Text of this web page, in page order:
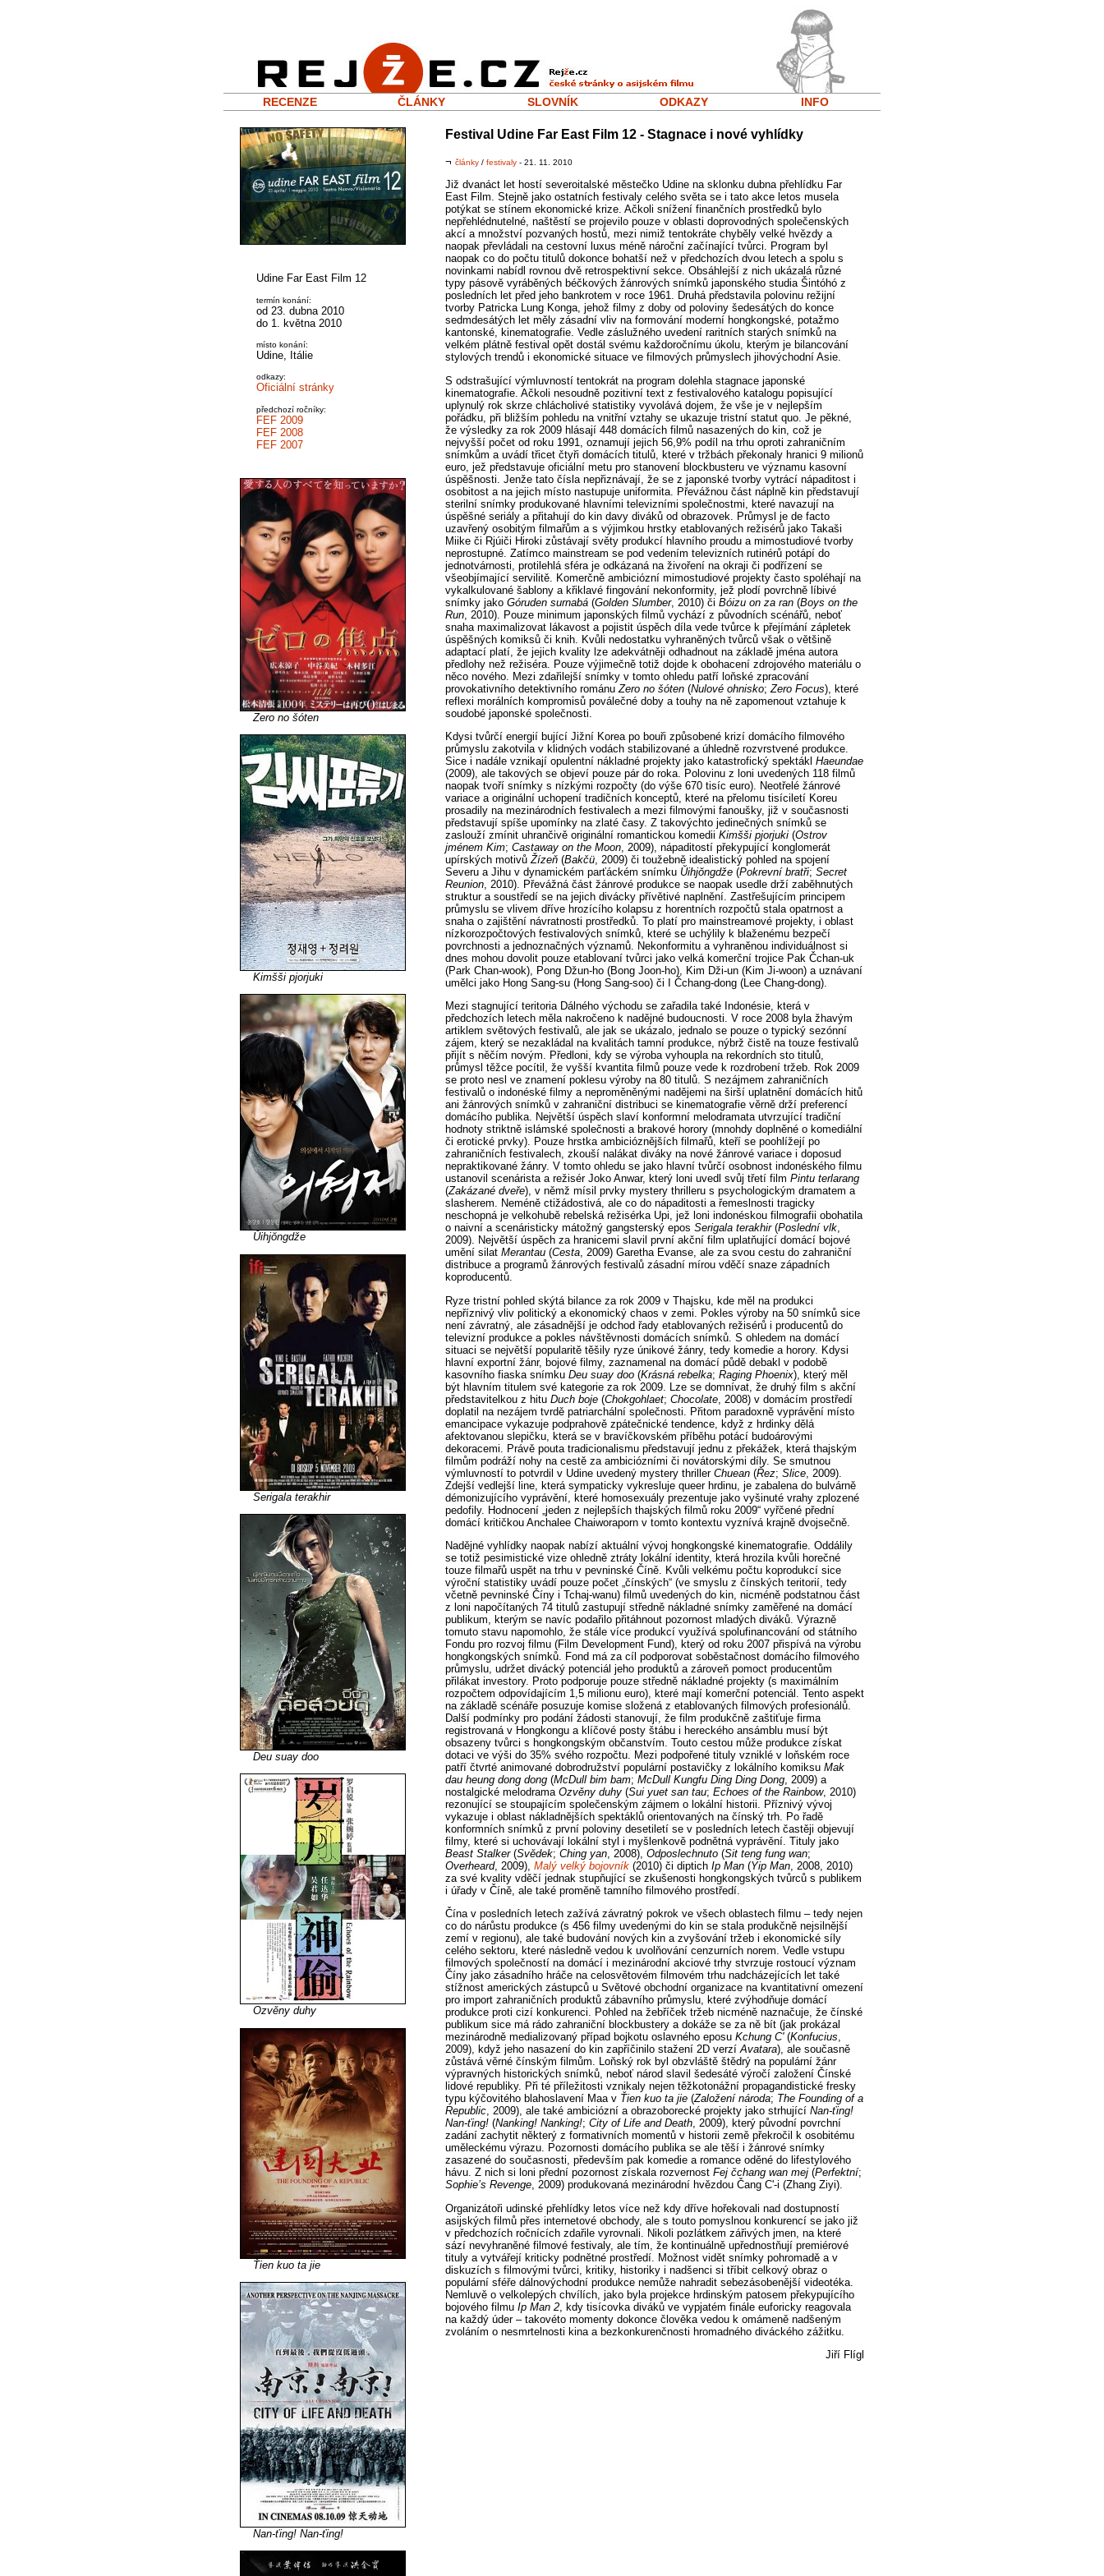
RECENZE ČLÁNKY SLOVNÍK ODKAZY INFO
Udine Far East Film 12
termín konání:
od 23. dubna 2010
do 1. května 2010
místo konání:
Udine, Itálie
odkazy:
Oficiální stránky
předchozí ročníky:
FEF 2009
FEF 2008
FEF 2007
Zero no šóten
Kimšši pjorjuki
Ŭihjŏngdže
Serigala terakhir
Deu suay doo
Ozvěny duhy
Ťien kuo ta jie
Nan-ťing! Nan-ťing!
Festival Udine Far East Film 12 - Stagnace i nové vyhlídky
¬ články / festivaly - 21. 11. 2010
Již dvanáct let hostí severoitalské městečko Udine na sklonku dubna přehlídku Far
East Film. Stejně jako ostatních festivaly celého světa se i tato akce letos musela
potýkat se stínem ekonomické krize. Ačkoli snížení finančních prostředků bylo
nepřehlédnutelné, naštěstí se projevilo pouze v oblasti doprovodných společenských
akcí a množství pozvaných hostů, mezi nimiž tentokráte chyběly velké hvězdy a
naopak převládali na cestovní luxus méně nároční začínající tvůrci. Program byl
naopak co do počtu titulů dokonce bohatší než v předchozích dvou letech a spolu s
novinkami nabídl rovnou dvě retrospektivní sekce. Obsáhlejší z nich ukázalá různé
typy pásově vyráběných béčkových žánrových snímků japonského studia Šintóhó z
posledních let před jeho bankrotem v roce 1961. Druhá představila polovinu režijní
tvorby Patricka Lung Konga, jehož filmy z doby od poloviny šedesátých do konce
sedmdesátých let měly zásadní vliv na formování moderní hongkongské, potažmo
kantonské, kinematografie. Vedle záslužného uvedení raritních starých snímků na
velkém plátně festival opět dostál svému každoročnímu úkolu, kterým je bilancování
stylových trendů i ekonomické situace ve filmových průmyslech jihovýchodní Asie.
S odstrašující výmluvností tentokrát na program dolehla stagnace japonské
kinematografie. Ačkoli nesoudně pozitivní text z festivalového katalogu popisující
uplynulý rok skrze chlácholivé statistiky vyvolává dojem, že vše je v nejlepším
pořádku, při bližším pohledu na vnitřní vztahy se ukazuje tristní statut quo. Je pěkné,
že výsledky za rok 2009 hlásají 448 domácích filmů nasazených do kin, což je
nejvyšší počet od roku 1991, oznamují jejich 56,9% podíl na trhu oproti zahraničním
snímkům a uvádí třicet čtyři domácích titulů, které v tržbách překonaly hranici 9 milionů
euro, jež představuje oficiální metu pro stanovení blockbusteru ve významu kasovní
úspěšnosti. Jenže tato čísla nepřiznávají, že se z japonské tvorby vytrácí nápaditost i
osobitost a na jejich místo nastupuje uniformita. Převážnou část náplně kin představují
sterilní snímky produkované hlavními televizními společnostmi, které navazují na
úspěšné seriály a přitahují do kin davy diváků od obrazovek. Průmysl je de facto
uzavřený osobitým filmařům a s výjimkou hrstky etablovaných režisérů jako Takaši
Miike či Rjúiči Hiroki zůstávají světy produkcí hlavního proudu a mimostudiové tvorby
neprostupné. Zatímco mainstream se pod vedením televizních rutinérů potápí do
jednotvárnosti, protilehlá sféra je odkázaná na živoření na okraji či podřízení se
všeobjímající servilitě. Komerčně ambiciózní mimostudiové projekty často spoléhají na
vykalkulované šablony a křiklavé fingování nekonformity, jež plodí povrchně líbivé
snímky jako Góruden surnabá (Golden Slumber, 2010) či Bóizu on za ran (Boys on the
Run , 2010). Pouze minimum japonských filmů vychází z původních scénářů, neboť
snaha maximalizovat lákavost a pojistit úspěch díla vede tvůrce k přejímání zápletek
úspěšných komiksů či knih. Kvůli nedostatku vyhraněných tvůrců však o většině
adaptací platí, že jejich kvality lze adekvátněji odhadnout na základě jména autora
předlohy než režiséra. Pouze výjimečně totiž dojde k obohacení zdrojového materiálu o
něco nového. Mezi zdařilejší snímky v tomto ohledu patří loňské zpracování
provokativního detektivního románu Zero no šóten (Nulové ohnisko; Zero Focus), které
reflexi morálních kompromisů poválečné doby a touhy na ně zapomenout vztahuje k
soudobé japonské společnosti.
Kdysi tvůrčí energií bující Jižní Korea po bouři způsobené krizí domácího filmového
průmyslu zakotvila v klidných vodách stabilizované a úhledně rozvrstvené produkce.
Sice i nadále vznikají opulentní nákladné projekty jako katastrofický spektákl Haeundae
(2009), ale takových se objeví pouze pár do roka. Polovinu z loni uvedených 118 filmů
naopak tvoří snímky s nízkými rozpočty (do výše 670 tisíc euro). Neotřelé žánrové
variace a originální uchopení tradičních konceptů, které na přelomu tisíciletí Koreu
prosadily na mezinárodních festivalech a mezi filmovými fanoušky, již v současnosti
představují spíše upomínky na zlaté časy. Z takovýchto jedinečných snímků se
zaslouží zmínit uhrančivě originální romantickou komedii Kimšši pjorjuki (Ostrov
jménem Kim; Castaway on the Moon , 2009), nápaditostí překypující konglomerát
upírských motivů Žízeň (Bakčü , 2009) či toužebně idealistický pohled na spojení
Severu a Jihu v dynamickém parťáckém snímku Ŭihjŏngdže (Pokrevní bratři; Secret
Reunion , 2010). Převážná část žánrové produkce se naopak usedle drží zaběhnutých
struktur a soustředí se na jejich divácky přívětivé naplnění. Zastřešujícím principem
průmyslu se vlivem dříve hrozícího kolapsu z horentních rozpočtů stala opatrnost a
snaha o zajištění návratnosti prostředků. To platí pro mainstreamové projekty, i oblast
nízkorozpočtových festivalových snímků, které se uchýlily k blaženému bezpečí
povrchnosti a jednoznačných významů. Nekonformitu a vyhraněnou individuálnost si
dnes mohou dovolit pouze etablovaní tvůrci jako velká komerční trojice Pak Čchan-uk
(Park Chan-wook), Pong Džun-ho (Bong Joon-ho), Kim Dži-un (Kim Ji-woon) a uznávaní
umělci jako Hong Sang-su (Hong Sang-soo) či I Čchang-dong (Lee Chang-dong).
Mezi stagnující teritoria Dálného východu se zařadila také Indonésie, která v
předchozích letech měla nakročeno k nadějné budoucnosti. V roce 2008 byla žhavým
artiklem světových festivalů, ale jak se ukázalo, jednalo se pouze o typický sezónní
zájem, který se nezakládal na kvalitách tamní produkce, nýbrž čistě na touze festivalů
přijít s něčím novým. Předloni, kdy se výroba vyhoupla na rekordních sto titulů,
průmysl těžce pocítil, že vyšší kvantita filmů pouze vede k rozdrobení tržeb. Rok 2009
se proto nesl ve znamení poklesu výroby na 80 titulů. S nezájmem zahraničních
festivalů o indonéské filmy a neproměněnými nadějemi na širší uplatnění domácích hitů
ani žánrových snímků v zahraniční distribuci se kinematografie věrně drží preferencí
domácího publika. Největší úspěch slaví konformní melodramata utvrzující tradiční
hodnoty striktně islámské společnosti a brakové horory (mnohdy doplněné o komediální
či erotické prvky). Pouze hrstka ambicióznějších filmařů, kteří se poohlížejí po
zahraničních festivalech, zkouší nalákat diváky na nové žánrové variace i doposud
nepraktikované žánry. V tomto ohledu se jako hlavní tvůrčí osobnost indonéského filmu
ustanovil scenárista a režisér Joko Anwar, který loni uvedl svůj třetí film Pintu terlarang
(Zakázané dveře), v němž mísil prvky mystery thrilleru s psychologickým dramatem a
slasherem. Neméně ctižádostivá, ale co do nápaditosti a řemeslnosti tragicky
neschopná je velkohubě rebelská režisérka Upi, jež loni indonéskou filmografii obohatila
o naivní a scenáristicky mátožný gangsterský epos Serigala terakhir(Poslední vlk,
2009). Největší úspěch za hranicemi slavil první akční film uplatňující domácí bojové
umění silat Merantau (Cesta, 2009) Garetha Evanse, ale za svou cestu do zahraniční
distribuce a programů žánrových festivalů zásadní mírou vděčí snaze západních
koproducentů.
Ryze tristní pohled skýtá bilance za rok 2009 v Thajsku, kde měl na produkci
nepříznivý vliv politický a ekonomický chaos v zemi. Pokles výroby na 50 snímků sice
není závratný, ale zásadnější je odchod řady etablovaných režisérů i producentů do
televizní produkce a pokles návštěvnosti domácích snímků. S ohledem na domácí
situaci se největší popularitě těšily ryze únikové žánry, tedy komedie a horory. Kdysi
hlavní exportní žánr, bojové filmy, zaznamenal na domácí půdě debakl v podobě
kasovního fiaska snímku Deu suay doo (Krásná rebelka; Raging Phoenix), který měl
být hlavním titulem své kategorie za rok 2009. Lze se domnívat, že druhý film s akční
představitelkou z hitu Duch boje (Chokgohlaet; Chocolate , 2008) v domácím prostředí
doplatil na nezájem tvrdě patriarchální společnosti. Přitom paradoxně vyprávění místo
emancipace vykazuje podprahově zpátečnické tendence, když z hrdinky dělá
afektovanou slepičku, která se v bravíčkovském příběhu potácí budoárovými
dekoracemi. Právě pouta tradicionalismu představují jednu z překážek, která thajským
filmům podráží nohy na cestě za ambiciózními či novátorskými díly. Se smutnou
výmluvností to potvrdil v Udine uvedený mystery thriller Chuean (Řez; Slice , 2009).
Zdejší vedlejší line, která sympaticky vykresluje queer hrdinu, je zabalena do bulvárně
démonizujícího vyprávění, které homosexuály prezentuje jako vyšinuté vrahy zplozené
pedofily. Hodnocení „jeden z nejlepších thajských filmů roku 2009“ vyřčené přední
domácí kritičkou Anchalee Chaiworaporn v tomto kontextu vyznívá krajně dvojsečně.
Nadějné vyhlídky naopak nabízí aktuální vývoj hongkongské kinematografie. Oddálily
se totiž pesimistické vize ohledně ztráty lokální identity, která hrozila kvůli horečné
touze filmařů uspět na trhu v pevninské Číně. Kvůli velkému počtu koprodukcí sice
výroční statistiky uvádí pouze počet „čínských“ (ve smyslu z čínských teritorií, tedy
včetně pevninské Číny i Tchaj-wanu) filmů uvedených do kin, nicméně podstatnou část
z loni napočítaných 74 titulů zastupují středně nákladné snímky zaměřené na domácí
publikum, kterým se navíc podařilo přitáhnout pozornost mladých diváků. Výrazně
tomuto stavu napomohlo, že stále více produkcí využívá spolufinancování od státního
Fondu pro rozvoj filmu (Film Development Fund), který od roku 2007 přispívá na výrobu
hongkongských snímků. Fond má za cíl podporovat soběstačnost domácího filmového
průmyslu, udržet divácký potenciál jeho produktů a zároveň pomoct producentům
přilákat investory. Proto podporuje pouze středně nákladné projekty (s maximálním
rozpočtem odpovídajícím 1,5 milionu euro), které mají komerční potenciál. Tento aspekt
na základě scénáře posuzuje komise složená z etablovaných filmových profesionálů.
Další podmínky pro podání žádosti stanovují, že film produkčně zaštiťuje firma
registrovaná v Hongkongu a klíčové posty štábu i hereckého ansámblu musí být
obsazeny tvůrci s hongkongským občanstvím. Touto cestou může produkce získat
dotaci ve výši do 35% svého rozpočtu. Mezi podpořené tituly vzniklé v loňském roce
patří čtvrté animované dobrodružství populární postavičky z lokálního komiksu Mak
dau heung dong dong (McDull bim bam; McDull Kungfu Ding Ding Dong , 2009) a
nostalgické melodrama Ozvěny duhy (Sui yuet san tau; Echoes of the Rainbow, 2010)
rezonující se stoupajícím společenským zájmem o lokální historii. Příznivý vývoj
vykazuje i oblast nákladnějších spektáklů orientovaných na čínský trh. Po řadě
konformních snímků z první poloviny desetiletí se v posledních letech častěji objevují
filmy, které si uchovávají lokální styl i myšlenkově podnětná vyprávění. Tituly jako
Beast Stalker(Svědek; Ching yan , 2008), Odposlechnuto (Sit teng fung wan;
Overheard, 2009), Malý velký bojovník (2010) či diptich Ip Man (Yip Man , 2008, 2010)
za své kvality vděčí jednak stupňující se zkušenosti hongkongských tvůrců s publikem
i úřady v Číně, ale také proměně tamního filmového prostředí.
Čína v posledních letech zažívá závratný pokrok ve všech oblastech filmu – tedy nejen
co do nárůstu produkce (s 456 filmy uvedenými do kin se stala produkčně nejsilnější
zemí v regionu), ale také budování nových kin a zvyšování tržeb i ekonomické síly
celého sektoru, které následně vedou k uvolňování cenzurních norem. Vedle vstupu
filmových společností na domácí i mezinárodní akciové trhy stvrzuje rostoucí význam
Číny jako zásadního hráče na celosvětovém filmovém trhu nadcházejících let také
stížnost amerických zástupců u Světové obchodní organizace na kvantitativní omezení
pro import zahraničních produktů zábavního průmyslu, které zvýhodňuje domácí
produkce proti cizí konkurenci. Pohled na žebříček tržeb nicméně naznačuje, že čínské
publikum sice má rádo zahraniční blockbustery a dokáže se za ně bít (jak prokázal
mezinárodně medializovaný případ bojkotu oslavného eposu Kchung C'(Konfucius,
2009), když jeho nasazení do kin zapříčinilo stažení 2D verzíAvatara), ale současně
zůstává věrné čínským filmům. Loňský rok byl obzvláště štědrý na populární žánr
výpravných historických snímků, neboť národ slavil šedesáté výročí založení Čínské
lidové republiky. Při té příležitosti vznikaly nejen těžkotonážní propagandistické fresky
typu kýčovitého blahoslavení Maa v Ťien kuo ta jie (Založení národa; The Founding of a
Republic, 2009), ale také ambiciózní a obrazoborecké projekty jako strhující Nan-ťing!
Nan-ťing! (Nanking! Nanking!; City of Life and Death, 2009), který původní povrchní
zadání zachytit některý z formativních momentů v historii země překročil k osobitému
uměleckému výrazu. Pozornosti domácího publika se ale těší i žánrové snímky
zasazené do současnosti, především pak komedie a romance oděné do lifestylového
hávu. Z nich si loni přední pozornost získala rozvernost Fej čchang wan mej (Perfektní;
Sophie’s Revenge, 2009) produkovaná mezinárodní hvězdou Čang C'-i (Zhang Ziyi).
Organizátoři udinské přehlídky letos více než kdy dříve hořekovali nad dostupností
asijských filmů přes internetové obchody, ale s touto pomyslnou konkurencí se jako již
v předchozích ročnících zdařile vyrovnali. Nikoli pozlátkem zářivých jmen, na které
sází nevyhraněné filmové festivaly, ale tím, že kontinuálně upřednostňují premiérové
tituly a vytvářejí kriticky podnětné prostředí. Možnost vidět snímky pohromadě a v
diskuzích s filmovými tvůrci, kritiky, historiky i nadšenci si tříbit celkový obraz o
populární sféře dálnovýchodní produkce nemůže nahradit sebezásobenější videotéka.
Nemluvě o velkolepých chvílích, jako byla projekce hrdinským patosem překypujícího
bojového filmu Ip Man 2 , kdy tisícovka diváků ve vypjatém finále euforicky reagovala
na každý úder – takovéto momenty dokonce člověka vedou k omámeně nadšeným
zvoláním o nesmrtelnosti kina a bezkonkurenčnosti hromadného diváckého zážitku.
Jiří Flígl